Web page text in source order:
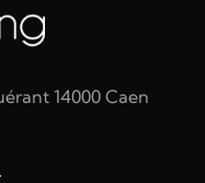
14000 Caen